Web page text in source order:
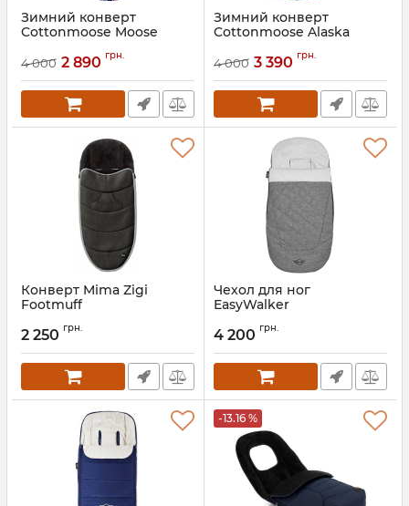
Зимний конверт
Cottonmoose Moose
4 000 2 890 грн.
Зимний конверт
Cottonmoose Alaska
4 000 3 390 грн.
Конверт Mima Zigi
Footmuff
2 250 грн.
Чехол для ног
EasyWalker
4 200 грн.
-13.16 %